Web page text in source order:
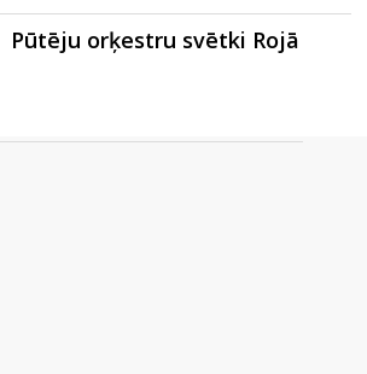
Pūtēju orķestru svētki Rojā